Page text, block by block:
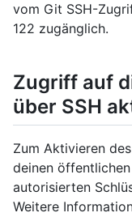
vom Git SSH-
122 zugänglich.
Zugriff auf
über SSH
Zum Aktivieren
deinen
autorisierten
Weitere